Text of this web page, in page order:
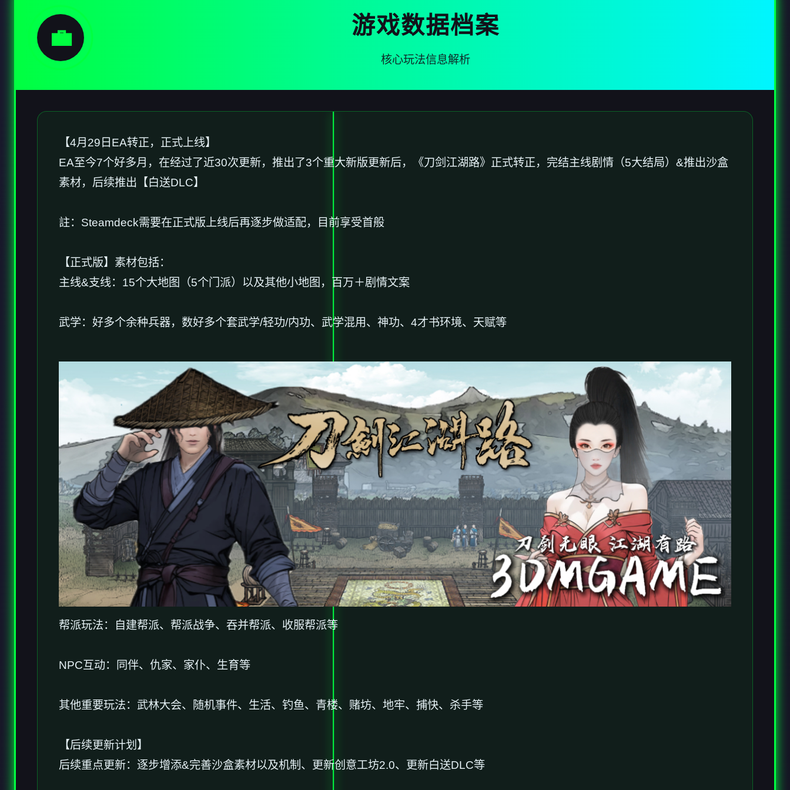
💼 游戏数据档案
核心玩法信息解析
【4月29日EA转正，正式上线】
EA至今7个好多月，在经过了近30次更新，推出了3个重大新版更新后，《刀剑江湖路》正式转正，完结主线剧情（5大结局）&推出沙盒
素材，后续推出【白送DLC】
註：Steamdeck需要在正式版上线后再逐步做适配，目前享受首般
【正式版】素材包括：
主线&支线：15个大地图（5个门派）以及其他小地图，百万＋剧情文案
武学：好多个余种兵器，数好多个套武学/轻功/内功、武学混用、神功、4才书环境、天赋等
帮派玩法：自建帮派、帮派战争、吞并帮派、收服帮派等
NPC互动：同伴、仇家、家仆、生育等
其他重要玩法：武林大会、随机事件、生活、钓鱼、青楼、赌坊、地牢、捕快、杀手等
【后续更新计划】
后续重点更新：逐步增添&完善沙盒素材以及机制、更新创意工坊2.0、更新白送DLC等